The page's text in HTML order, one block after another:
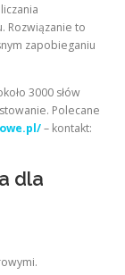
Rozwiązanie to
zapobieganiu
3000 słów
Polecane
– kontakt:
dla